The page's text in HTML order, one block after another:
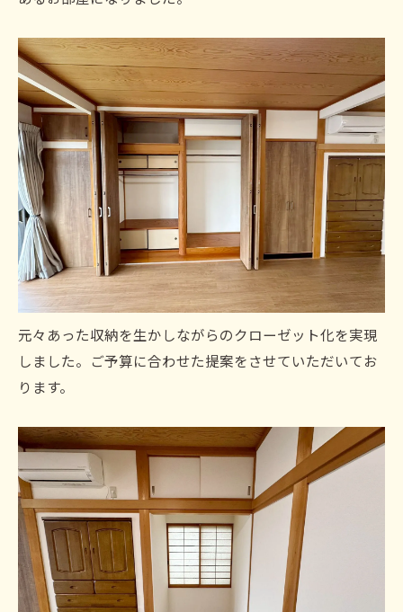
元々あった収納を生かしながらのクローゼット化を実現
しました。ご予算に合わせた提案をさせていただいてお
ります。